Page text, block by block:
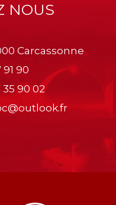
NOUS
Carcassonne
90
35 90 02